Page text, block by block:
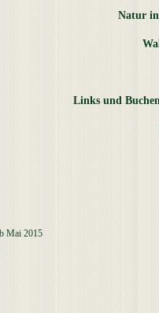
Natur
Links und
Mai 2015